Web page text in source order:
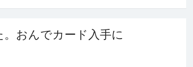
おんでカード入手に